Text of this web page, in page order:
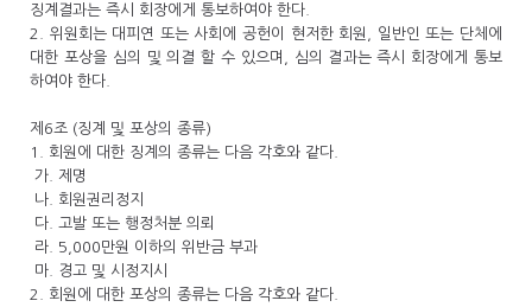
징계결과는 즉시 회장에게 통보하여야 한다.
2. 위원회는 대피연 또는 사회에 공헌이 현저한 회원, 일반인 또는 단체에
대한 포상을 심의 및 의결 할 수 있으며, 심의 결과는 즉시 회장에게 통보
하여야 한다.
제6조 (징계 및 포상의 종류)
1. 회원에 대한 징계의 종류는 다음 각호와 같다.
가. 제명
나. 회원권리정지
다. 고발 또는 행정처분 의뢰
라. 5,000만원 이하의 위반금 부과
마. 경고 및 시정지시
2. 회원에 대한 포상의 종류는 다음 각호와 같다.